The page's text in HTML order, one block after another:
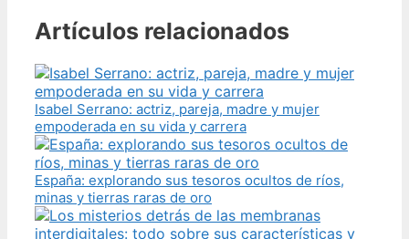
Artículos relacionados
Isabel Serrano: actriz, pareja, madre y mujer
empoderada en su vida y carrera
España: explorando sus tesoros ocultos de ríos,
minas y tierras raras de oro